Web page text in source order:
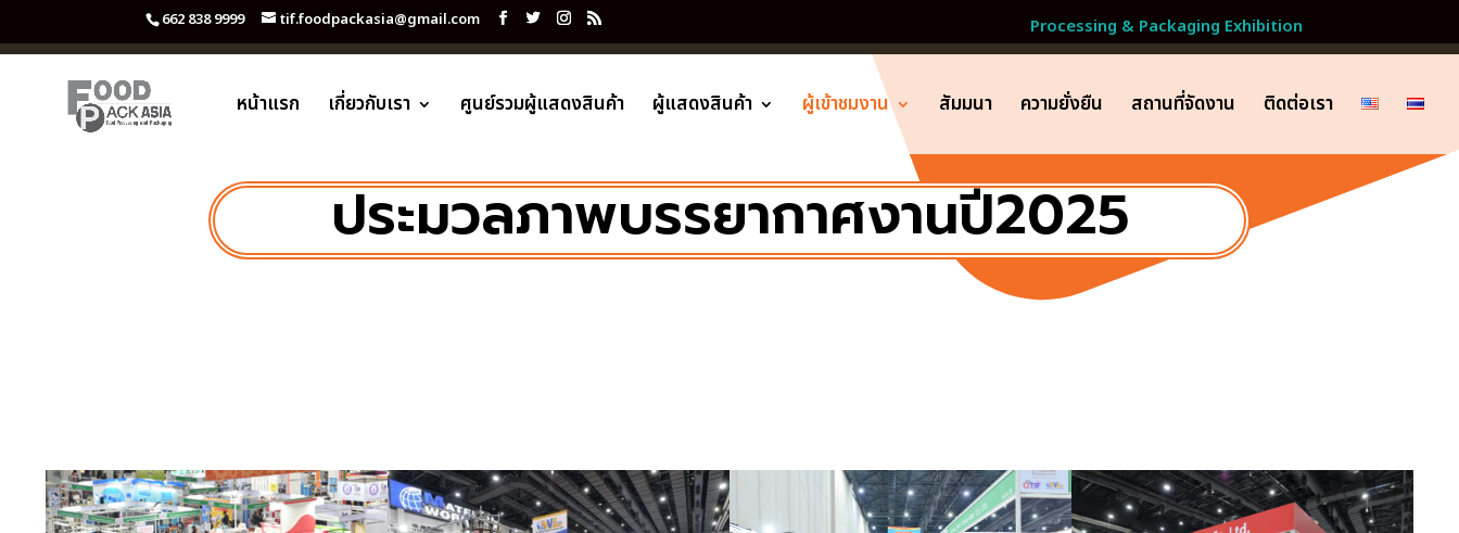
662 838 9999 tif.foodpackasia@gmail.com Processing & Packaging Exhibition
หน้าแรก เกี่ยวกับเรา ศูนย์รวมผู้แสดงสินค้า ผู้แสดงสินค้า ผู้เข้าชมงาน สัมมนา ความยั่งยืน สถานที่จัดงาน ติดต่อเรา
ประมวลภาพบรรยากาศงานปี2025